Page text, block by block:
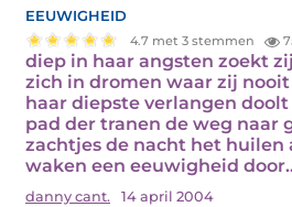
eeuwigheid
4.7 met 3 stemmen
diep in haar angsten zoekt
zich in dromen waar zij
haar diepste verlangen
pad der tranen de weg naar
zachtjes de nacht het huilen
waken een eeuwigheid
danny cant. 14 april 2004